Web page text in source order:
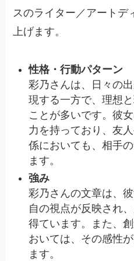
スのライター／アートデ
上げます。
性格・行動パターン
彩乃さんは、日々の
現する一方で、理想
ことが多いです。彼
力を持っており、友
係においても、相手
ます。
強み
彩乃さんの文章は、
自の視点が反映され
得ています。また、
おいては、その感性
ます。